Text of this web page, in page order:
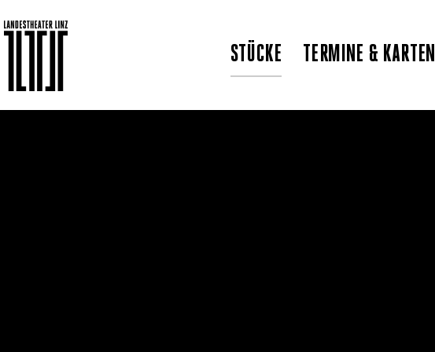
STÜCKE TERMINE & KARTEN